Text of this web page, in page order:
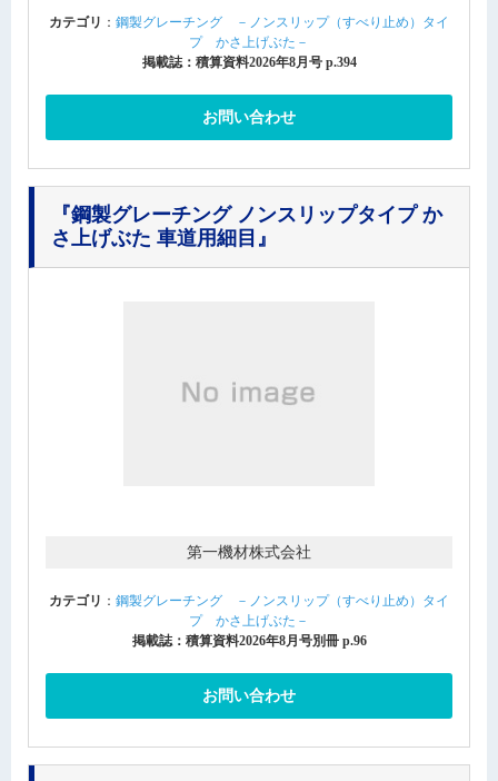
カテゴリ ： 鋼製グレーチング －ノンスリップ（すべり止め）タイ
プ かさ上げぶた－
掲載誌：積算資料2026年8月号 p.394
お問い合わせ
『鋼製グレーチング ノンスリップタイプ か
さ上げぶた 車道用細目』
第一機材株式会社
カテゴリ ： 鋼製グレーチング －ノンスリップ（すべり止め）タイ
プ かさ上げぶた－
掲載誌：積算資料2026年8月号別冊 p.96
お問い合わせ